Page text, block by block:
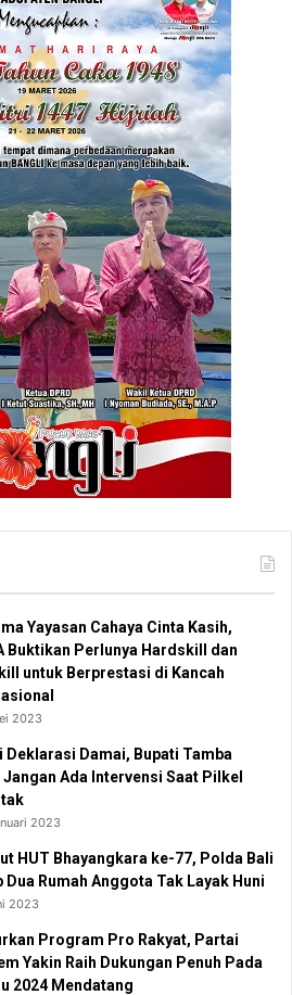
Yayasan Cahaya Cinta Kasih,
Buktikan Perlunya Hardskill dan
untuk Berprestasi di Kancah
2023
Deklarasi Damai, Bupati Tamba
Jangan Ada Intervensi Saat Pilkel
2023
HUT Bhayangkara ke-77, Polda Bali
Dua Rumah Anggota Tak Layak Huni
2023
Program Pro Rakyat, Partai
Yakin Raih Dukungan Penuh Pada
2024 Mendatang